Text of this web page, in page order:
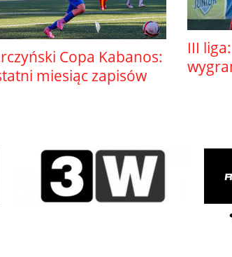
Copa Kabanos:
miesiąc zapisów
III